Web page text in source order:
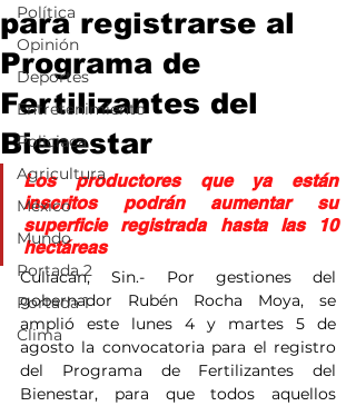
Política
Opinión
Deportes
Entretenimiento
Policiaca
Agricultura
México
Mundo
Portada 2
Portada 1
Clima
para registrarse al
Programa de
Fertilizantes del
Bienestar
Los productores que ya están
inscritos podrán aumentar su
superficie registrada hasta las 10
hectáreas
Culiacán, Sin.- Por gestiones del
gobernador Rubén Rocha Moya, se
amplió este lunes 4 y martes 5 de
agosto la convocatoria para el registro
del Programa de Fertilizantes del
Bienestar, para que todos aquellos